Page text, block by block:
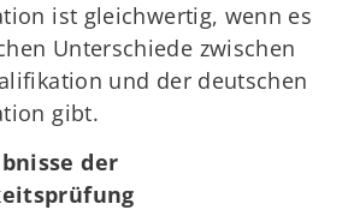
ist gleichwertig, wenn es
Unterschiede zwischen
und der deutschen
gibt.
der